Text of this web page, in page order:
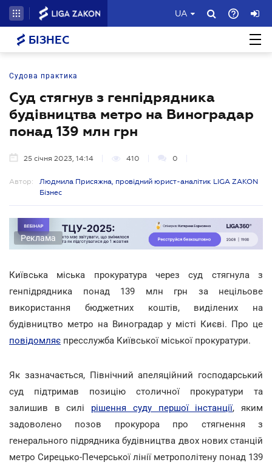
UA
БІЗНЕС
Судова практика
Суд стягнув з генпідрядника
будівництва метро на Виноградар
понад 139 млн грн
25 січня 2023, 14:14 410 0
Автор:
Людмила Присяжна, провідний юрист-аналітик LIGA ZAKON
Бізнес
Реклама
Київська міська прокуратура через суд стягнула з
генпідрядника понад 139 млн грн за нецільове
використання бюджетних коштів, виділених на
будівництво метро на Виноградар у місті Києві. Про це
повідомляє пресслужба Київської міської прокуратури.
Як зазначається, Північний апеляційний господарський
суд підтримав позицію столичної прокуратури та
залишив в силі рішення суду першої інстанції, яким
задоволено позов прокурора про стягнення з
генерального підрядника будівництва двох нових станцій
метро Сирецько-Печерської лінії метрополітену понад 139